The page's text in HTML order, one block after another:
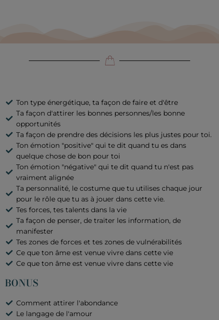
Ton type énergétique, ta façon de faire et d'être
Ta façon d'attirer les bonnes personnes/les bonne
opportunités
Ta façon de prendre des décisions les plus justes pour toi.
Ton émotion "positive" qui te dit quand tu es dans
quelque chose de bon pour toi
Ton émotion "négative" qui te dit quand tu n'est pas
vraiment alignée
Ta personnalité, le costume que tu utilises chaque jour
pour le rôle que tu as à jouer dans cette vie.
Tes forces, tes talents dans la vie
Ta façon de penser, de traiter les information, de
manifester
Tes zones de forces et tes zones de vulnérabilités
Ce que ton âme est venue vivre dans cette vie
Ce que ton âme est venue vivre dans cette vie
BONUS
Comment attirer l'abondance
Le langage de l'amour